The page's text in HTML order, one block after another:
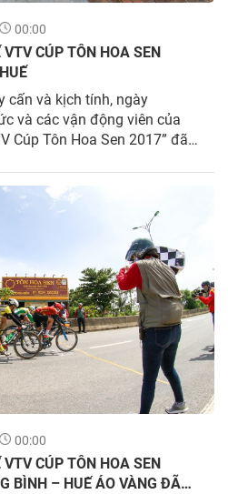
00:00
CÚP TÔN HOA SEN
cấn và kịch tính, ngày
và các vận động viên của
Cúp Tôn Hoa Sen 2017” đã
00:00
CÚP TÔN HOA SEN
BÌNH – HUẾ ÁO VÀNG ĐÃ